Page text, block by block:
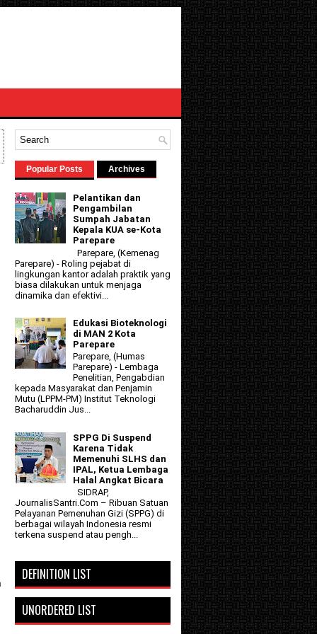
Popular Posts Archives
Pelantikan dan
Pengambilan
Sumpah Jabatan
Kepala KUA se-Kota
Parepare
Parepare, (Kemenag
Parepare) - Roling pejabat di
lingkungan kantor adalah praktik yang
biasa dilakukan untuk menjaga
dinamika dan efektivi...
Edukasi Bioteknologi
di MAN 2 Kota
Parepare
Parepare, (Humas
Parepare) - Lembaga
Penelitian, Pengabdian
kepada Masyarakat dan Penjamin
Mutu (LPPM-PM) Institut Teknologi
Bacharuddin Jus...
SPPG Di Suspend
Karena Tidak
Memenuhi SLHS dan
IPAL, Ketua Lembaga
Halal Angkat Bicara
SIDRAP,
JournalisSantri.Com – Ribuan Satuan
Pelayanan Pemenuhan Gizi (SPPG) di
berbagai wilayah Indonesia resmi
terkena suspend atau pengh...
DEFINITION LIST
UNORDERED LIST